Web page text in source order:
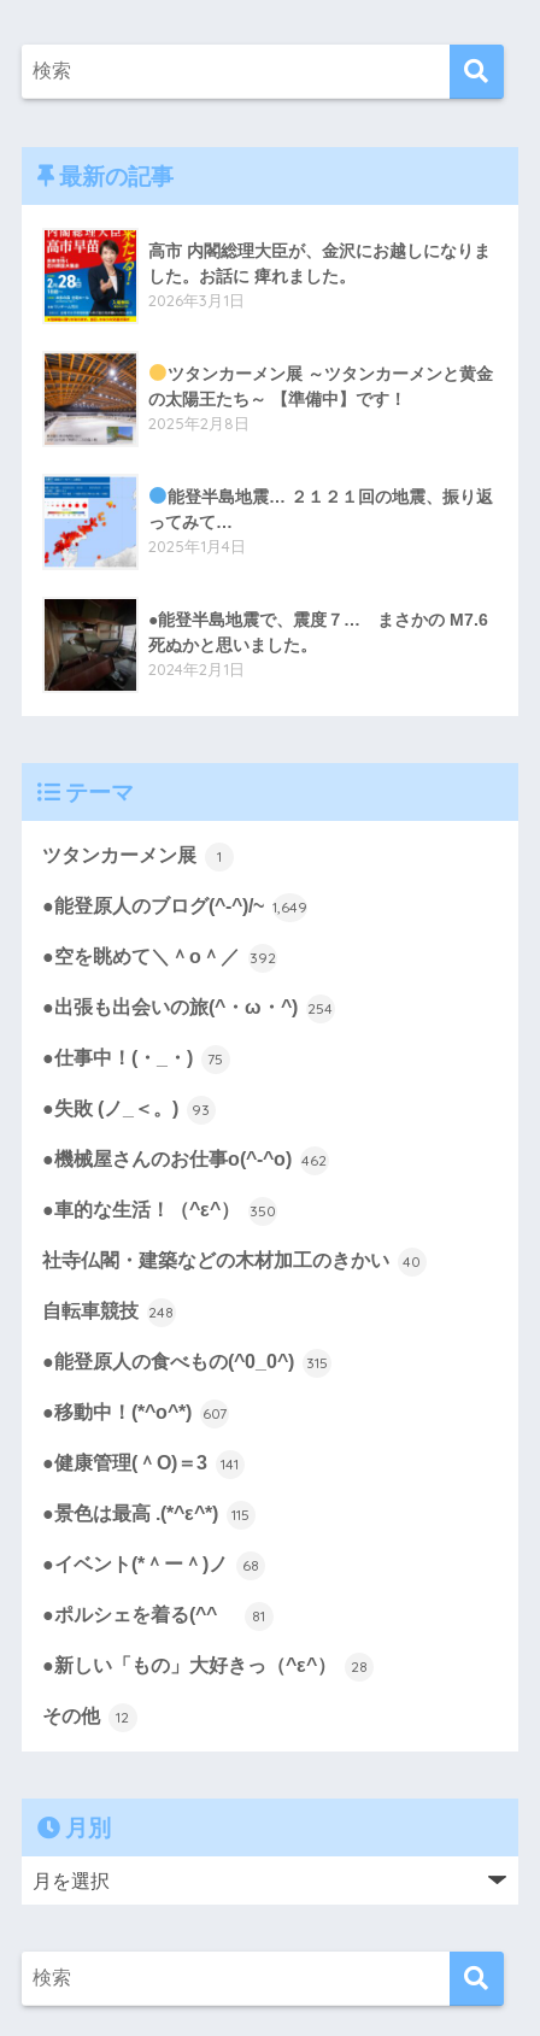
最新の記事
高市 内閣総理大臣が、金沢にお越しになりま
した。お話に 痺れました。
2026年3月1日
ツタンカーメン展 ～ツタンカーメンと黄金
の太陽王たち～ 【準備中】です！
2025年2月8日
能登半島地震… ２１２１回の地震、振り返
ってみて…
2025年1月4日
●能登半島地震で、震度７… まさかの M7.6
死ぬかと思いました。
2024年2月1日
テーマ
ツタンカーメン展 1
●能登原人のブログ(^-^)/~ 1,649
●空を眺めて＼＾o＾／ 392
●出張も出会いの旅(^・ω・^) 254
●仕事中！(・_・) 75
●失敗 (ノ_＜。) 93
●機械屋さんのお仕事o(^-^o) 462
●車的な生活！（^ε^） 350
社寺仏閣・建築などの木材加工のきかい 40
自転車競技 248
●能登原人の食べもの(^0_0^) 315
●移動中！(*^o^*) 607
●健康管理(＾O)＝3 141
●景色は最高 .(*^ε^*) 115
●イベント(*＾ー＾)ノ 68
●ポルシェを着る(^^ゞ 81
●新しい「もの」大好きっ（^ε^） 28
その他 12
月別